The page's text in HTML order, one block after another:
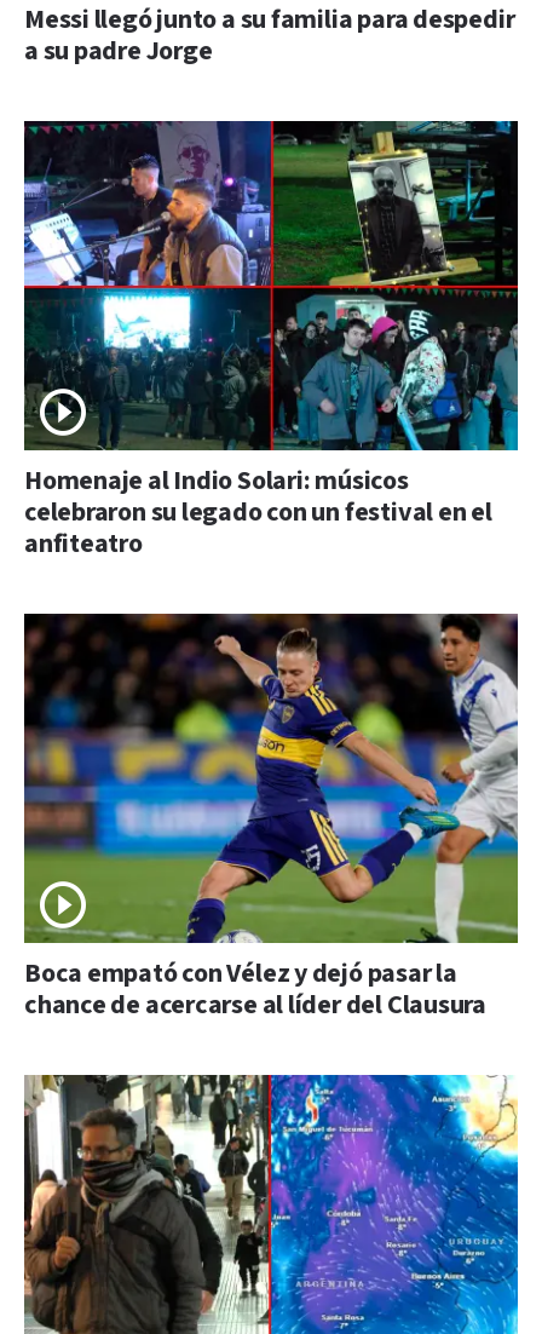
Messi llegó junto a su familia para despedir
a su padre Jorge
Homenaje al Indio Solari: músicos
celebraron su legado con un festival en el
anfiteatro
Boca empató con Vélez y dejó pasar la
chance de acercarse al líder del Clausura